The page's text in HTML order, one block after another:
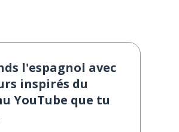
l'espagnol avec
inspirés du
YouTube que tu